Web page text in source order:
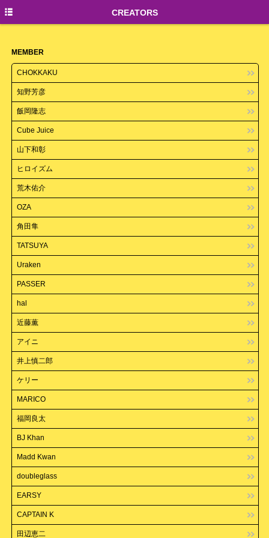
CREATORS
MEMBER
CHOKKAKU
知野芳彦
飯岡隆志
Cube Juice
山下和彰
ヒロイズム
荒木佑介
OZA
角田隼
TATSUYA
Uraken
PASSER
hal
近藤薫
アイニ
井上慎二郎
ケリー
MARICO
福岡良太
BJ Khan
Madd Kwan
doubleglass
EARSY
CAPTAIN K
田辺恵二